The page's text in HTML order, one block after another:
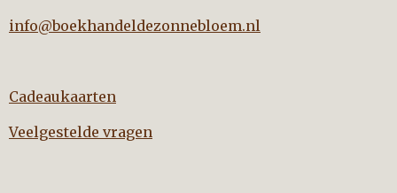
info@boekhandeldezonnebloem.nl
Cadeaukaarten
Veelgestelde vragen